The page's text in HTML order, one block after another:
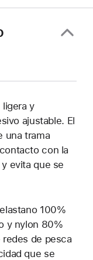
ligera y
ajustable. El
una trama
con la
evita que se
100%
y nylon 80%
de pesca
que se